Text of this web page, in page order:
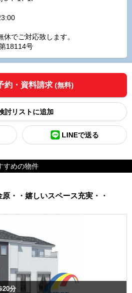
でご対応致します。
18114号
約・資料請求 (無料)
討リスト
LINEで送る
すめの物件
・・嬉しいスペース充実・・
20分